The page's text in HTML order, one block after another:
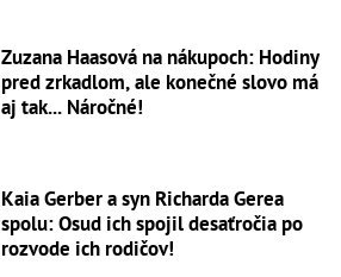
Zuzana Haasová na nákupoch: Hodiny
pred zrkadlom, ale konečné slovo má
aj tak... Náročné!
Kaia Gerber a syn Richarda Gerea
spolu: Osud ich spojil desaťročia po
rozvode ich rodičov!